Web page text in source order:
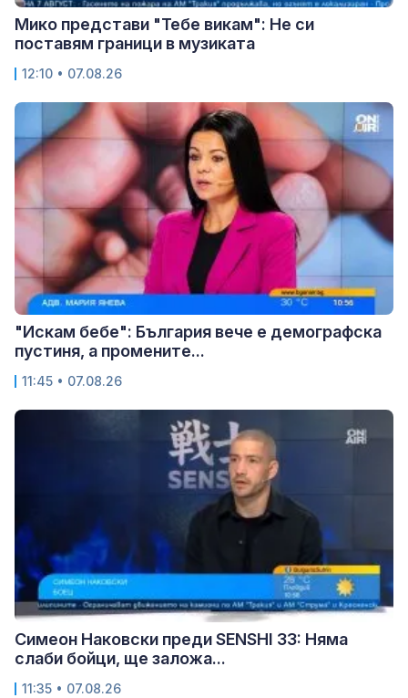
Мико представи "Тебе викам": Не си
поставям граници в музиката
12:10 • 07.08.26
"Искам бебе": България вече е демографска
пустиня, а промените...
11:45 • 07.08.26
Симеон Наковски преди SENSHI 33: Няма
слаби бойци, ще заложа...
11:35 • 07.08.26